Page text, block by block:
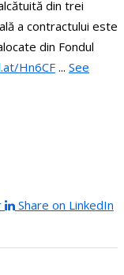
din trei
a contractului este
din Fondul
Hn6CF ... See
Share on LinkedIn